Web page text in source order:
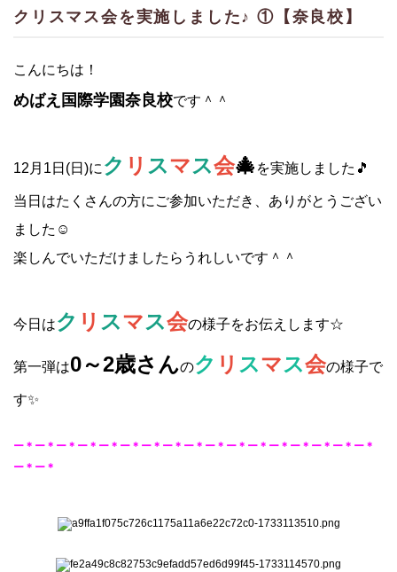
クリスマス会を実施しました♪ ①【奈良校】
こんにちは！
めばえ国際学園奈良校です＾＾
12月1日(日)に ク リ スマス会🎄 を実施しました🎵
当日はたくさんの方にご参加いただき、ありがとうござい
ました☺
楽しんでいただけましたらうれしいです＾＾
今日はク リ スマス会の様子をお伝えします☆
第一弾は0～2歳さんのク リ スマス会の様子で
す✨
ー＊ー＊ー＊ー＊ー＊ー＊ー＊ー＊ー＊ー＊ー＊ー＊ー＊ー＊ー＊ー＊ー＊
ー＊ー＊